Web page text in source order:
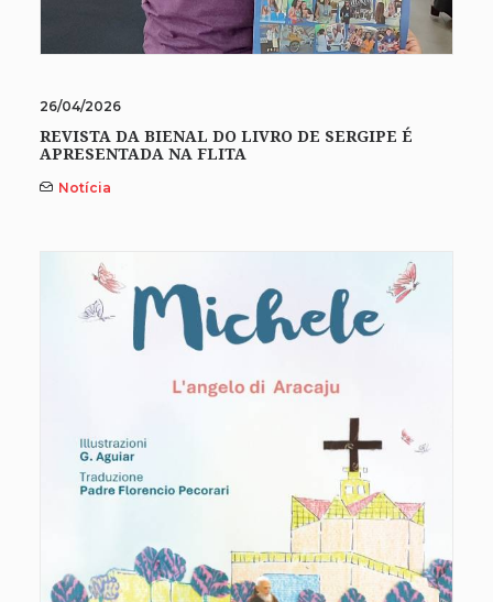
26/04/2026
REVISTA DA BIENAL DO LIVRO DE SERGIPE É
APRESENTADA NA FLITA
Notícia